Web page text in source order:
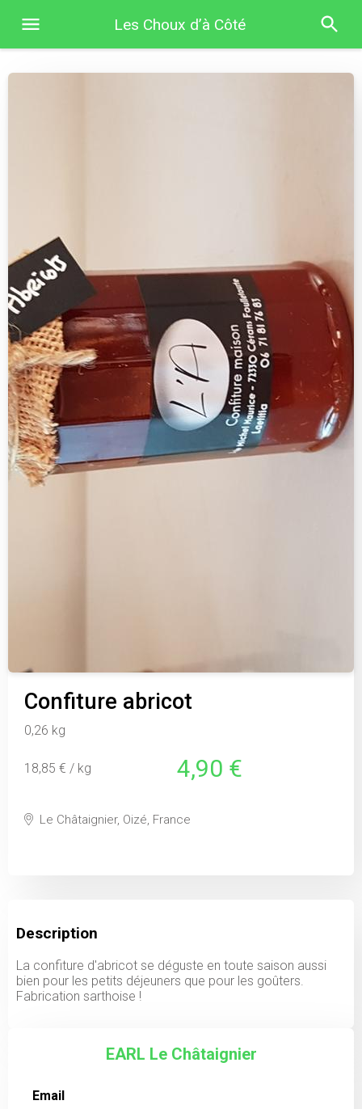
Les Choux d’à Côté
Confiture abricot
0,26 kg
18,85 € / kg 4,90 €
Le Châtaignier, Oizé, France
Description
La confiture d'abricot se déguste en toute saison aussi
bien pour les petits déjeuners que pour les goûters.
Fabrication sarthoise !
EARL Le Châtaignier
Email